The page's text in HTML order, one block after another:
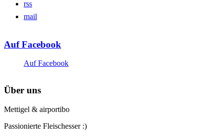
rss
mail
Auf Facebook
Auf Facebook
Über uns
Mettigel & airportibo
Passionierte Fleischesser :)